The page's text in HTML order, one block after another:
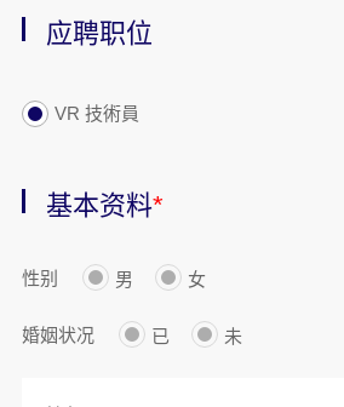
应聘职位
VR 技術員
基本资料*
性别 男 女
婚姻状况 已 未